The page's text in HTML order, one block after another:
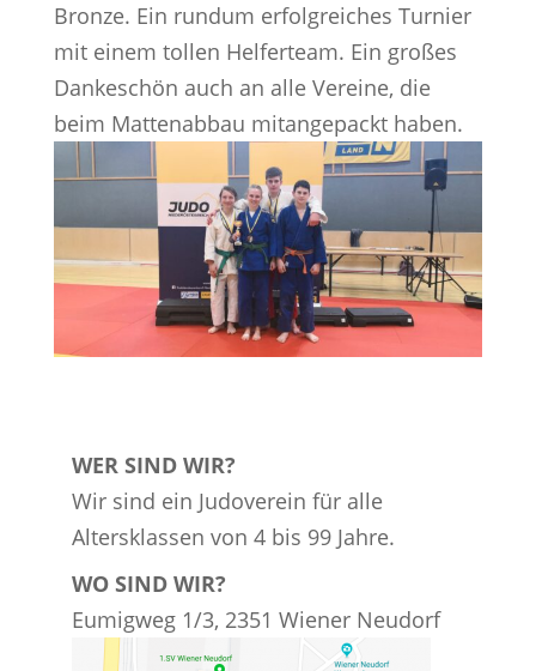
Bronze. Ein rundum erfolgreiches Turnier
mit einem tollen Helferteam. Ein großes
Dankeschön auch an alle Vereine, die
beim Mattenabbau mitangepackt haben.
WER SIND WIR?
Wir sind ein Judoverein für alle
Altersklassen von 4 bis 99 Jahre.
WO SIND WIR?
Eumigweg 1/3, 2351 Wiener Neudorf